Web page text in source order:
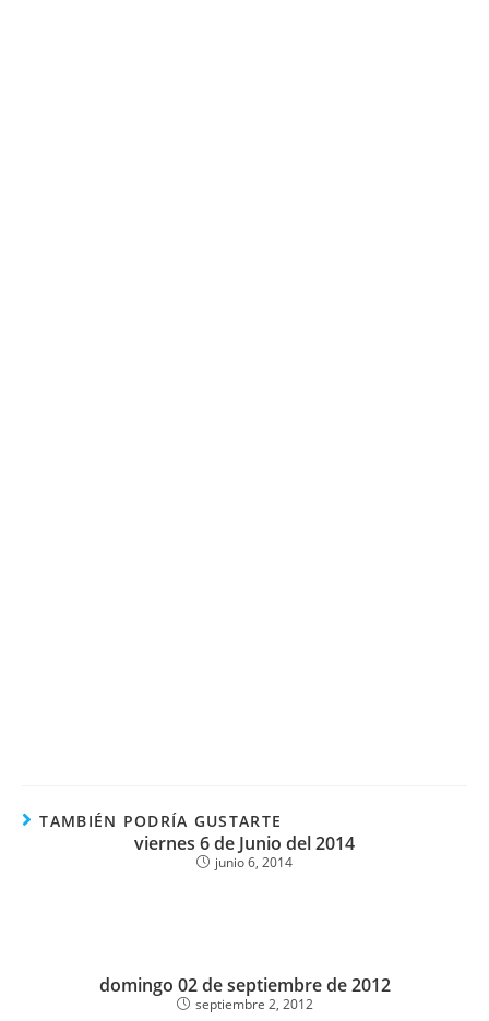
TAMBIÉN PODRÍA GUSTARTE
viernes 6 de Junio del 2014
junio 6, 2014
domingo 02 de septiembre de 2012
septiembre 2, 2012